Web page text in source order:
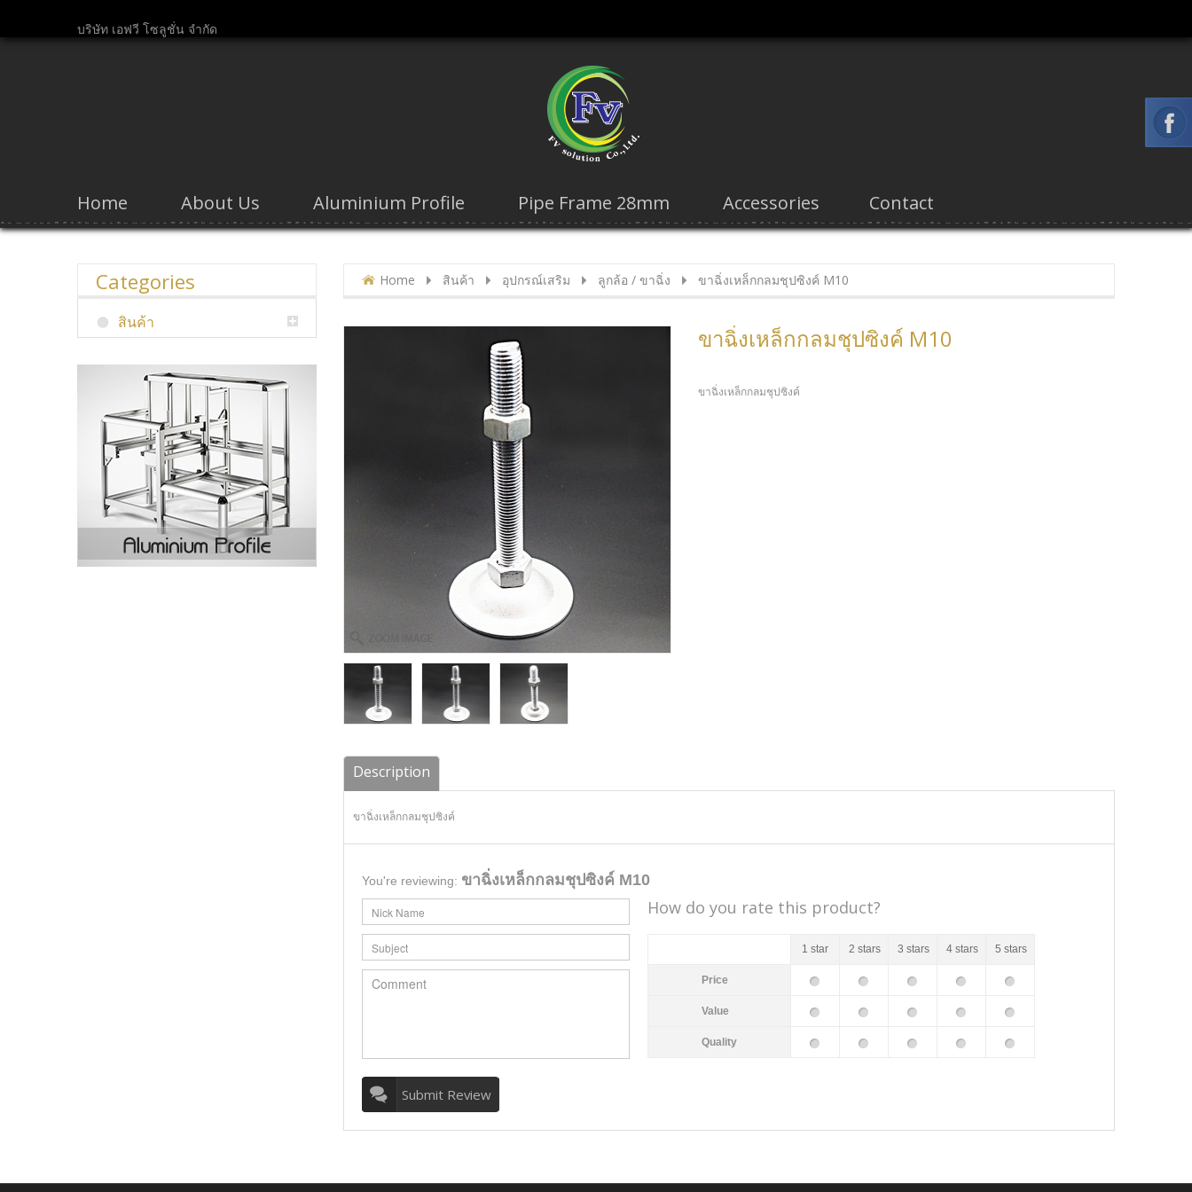
บริษัท เอฟวี โซลูชั่น จำกัด
Home About Us Aluminium Profile Pipe Frame 28mm Accessories Contact
Categories
สินค้า
Home สินค้า อุปกรณ์เสริม ลูกล้อ / ขาฉิ่ง ขาฉิ่งเหล็กกลมชุปซิงค์ M10
ขาฉิ่งเหล็กกลมชุปซิงค์ M10
ขาฉิ่งเหล็กกลมชุปซิงค์
Description
ขาฉิ่งเหล็กกลมชุปซิงค์
You're reviewing: ขาฉิ่งเหล็กกลมชุปซิงค์ M10
How do you rate this product?
1 star 2 stars 3 stars 4 stars 5 stars
Price
Value
Quality
Submit Review